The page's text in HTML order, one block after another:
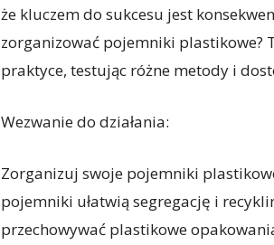
że kluczem do sukcesu jest
zorganizować pojemniki plastikowe?
praktyce, testując różne metody i
Wezwanie do działania:
Zorganizuj swoje pojemniki
pojemniki ułatwią segregację i
przechowywać plastikowe